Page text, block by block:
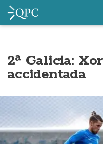
2ª Galicia:
accidentada